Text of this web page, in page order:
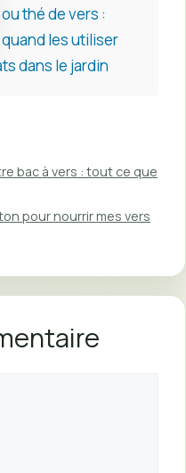
ou thé de vers :
quand les utiliser
dans le jardin
bac à vers : tout ce que
pour nourrir mes vers